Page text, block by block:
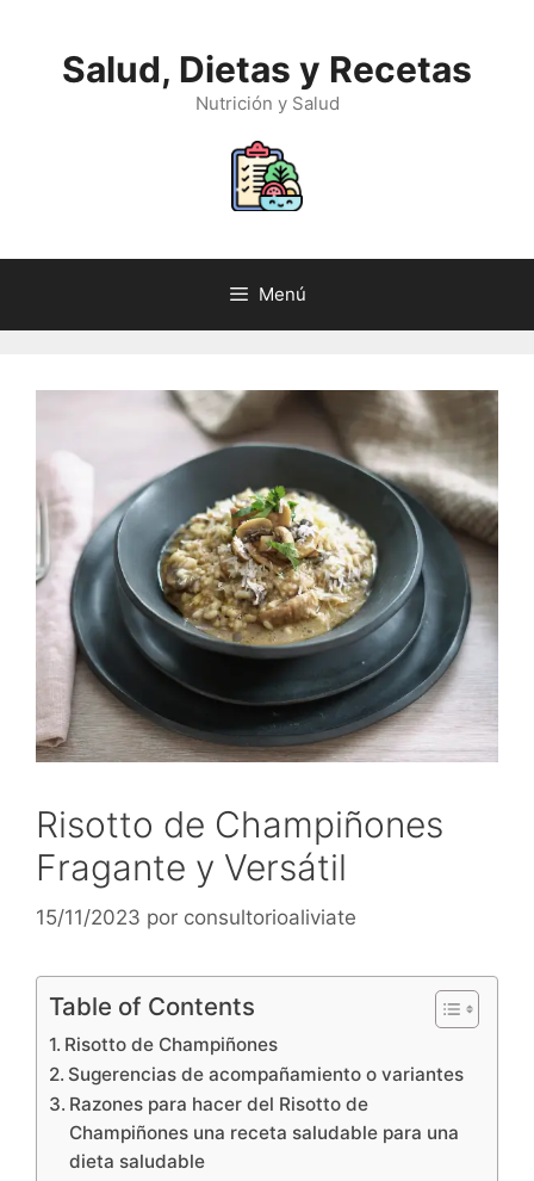
contenidoSalud, Dietas y Recetas
Nutrición y Salud
Menú
Risotto de Champiñones
Fragante y Versátil
15/11/2023 por consultorioaliviate
Table of Contents
Risotto de Champiñones
Sugerencias de acompañamiento o variantes
Razones para hacer del Risotto de
Champiñones una receta saludable para una
dieta saludable